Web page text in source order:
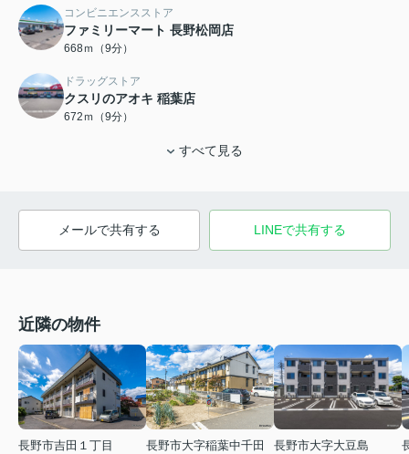
コンビニエンスストア
ファミリーマート 長野松岡店
668ｍ（9分）
ドラッグストア
クスリのアオキ 稲葉店
672ｍ（9分）
すべて見る
メールで共有する LINEで共有する
近隣の物件
長野市吉田１丁目
長野市大字稲葉中千田
長野市大字大豆島